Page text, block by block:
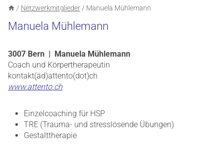
/ Netzwerkmitglieder / Manuela Mühlemann
Manuela Mühlemann
3007 Bern | Manuela Mühlemann
Coach und Körpertherapeutin
kontakt(äd)attento(dot)ch
www.attento.ch
Einzelcoaching für HSP
TRE (Trauma- und stresslösende Übungen)
Gestalttherapie